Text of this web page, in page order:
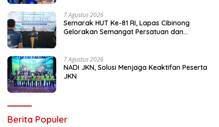
7 Agustus 2026
Semarak HUT Ke-81 RI, Lapas Cibinong
Gelorakan Semangat Persatuan dan
7 Agustus 2026
NADI JKN, Solusi Menjaga Keaktifan Peserta
JKN
Berita Populer